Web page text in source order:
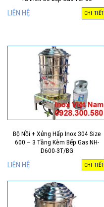
LIÊN HỆ CHI TIẾT
Bộ Nồi + Xửng Hấp Inox 304 Size
600 – 3 Tầng Kèm Bếp Gas NH-
D600-3T/BG
LIÊN HỆ CHI TIẾT